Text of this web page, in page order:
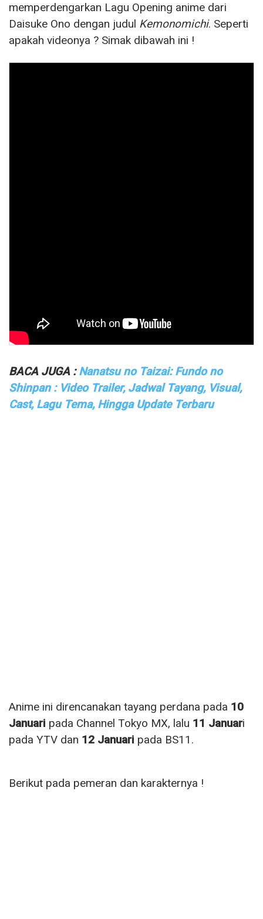
memperdengarkan Lagu Opening anime dari
Daisuke Ono dengan judul Kemonomichi. Seperti
apakah videonya ? Simak dibawah ini !
BACA JUGA :Nanatsu no Taizai: Fundo no
Shinpan : Video Trailer, Jadwal Tayang, Visual,
Cast, Lagu Tema, Hingga Update Terbaru
Anime ini direncanakan tayang perdana pada 10
Januari pada Channel Tokyo MX, lalu 11 Januari
pada YTV dan 12 Januari pada BS11.
Berikut pada pemeran dan karakternya !